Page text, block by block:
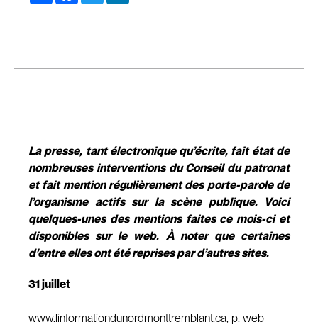
La presse, tant électronique qu’écrite, fait état de
nombreuses interventions du Conseil du patronat
et fait mention régulièrement des porte-parole de
l’organisme actifs sur la scène publique. Voici
quelques-unes des mentions faites ce mois-ci et
disponibles sur le web. À noter que certaines
d’entre elles ont été reprises par d’autres sites.
31 juillet
www.linformationdunordmonttremblant.ca, p. web